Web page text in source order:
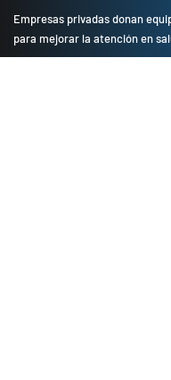
Empresas privadas donan
para mejorar la atención en